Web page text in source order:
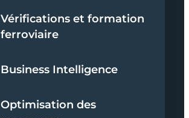
Vérifications et formation
ferroviaire
Business Intelligence
Optimisation des